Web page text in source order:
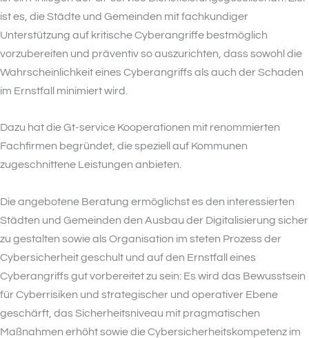
ist es, die Städte und Gemeinden mit fachkundiger
Unterstützung auf kritische Cyberangriffe bestmöglich
vorzubereiten und präventiv so auszurichten, dass sowohl die
Wahrscheinlichkeit eines Cyberangriffs als auch der Schaden
im Ernstfall minimiert wird.
Dazu hat die Gt-service Kooperationen mit renommierten
Fachfirmen begründet, die speziell auf Kommunen
zugeschnittene Leistungen anbieten.
Die angebotene Beratung ermöglichst es den interessierten
Städten und Gemeinden den Ausbau der Digitalisierung sicher
zu gestalten sowie als Organisation im steten Prozess der
Cybersicherheit geschult und auf den Ernstfall eines
Cyberangriffs gut vorbereitet zu sein: Es wird das Bewusstsein
für Cyberrisiken und strategischer und operativer Ebene
geschärft, das Sicherheitsniveau mit pragmatischen
Maßnahmen erhöht sowie die Cybersicherheitskompetenz im